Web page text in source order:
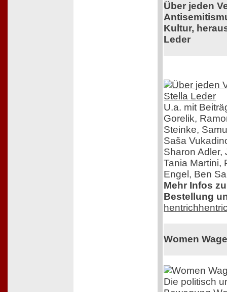
Über jeden
Kultur,
Leder
U.a. mit
Gorelik,
Steinke,
Saša
Sharon Adler,
Tania Martini,
Engel, Ben
Mehr Infos
Bestellung
Women
Die politisch